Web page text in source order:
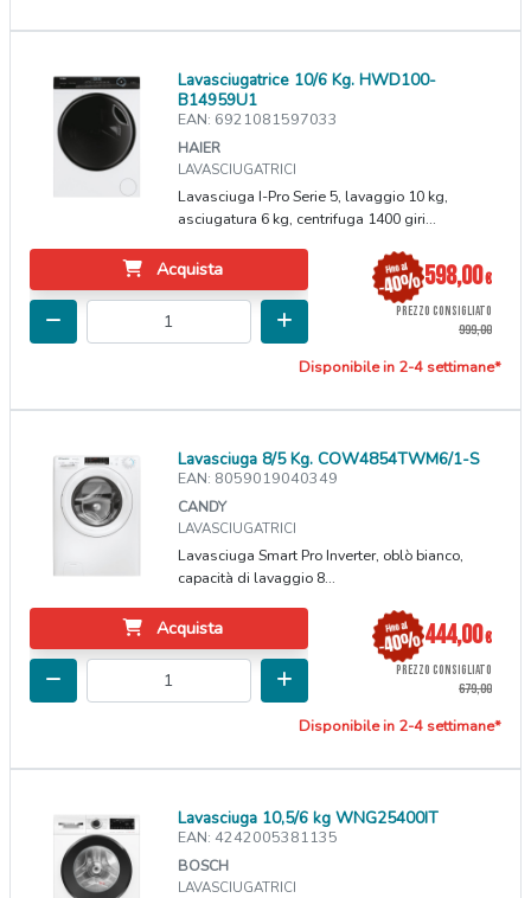
Lavasciugatrice 10/6 Kg. HWD100-
B14959U1
EAN: 6921081597033
HAIER
LAVASCIUGATRICI
Lavasciuga I-Pro Serie 5, lavaggio 10 kg,
asciugatura 6 kg, centrifuga 1400 giri...
Acquista 598,00€
PREZZO CONSIGLIATO
999,00
Disponibile in 2-4 settimane*
Lavasciuga 8/5 Kg. COW4854TWM6/1-S
EAN: 8059019040349
CANDY
LAVASCIUGATRICI
Lavasciuga Smart Pro Inverter, oblò bianco,
capacità di lavaggio 8...
Acquista 444,00€
PREZZO CONSIGLIATO
679,00
Disponibile in 2-4 settimane*
Lavasciuga 10,5/6 kg WNG25400IT
EAN: 4242005381135
BOSCH
LAVASCIUGATRICI